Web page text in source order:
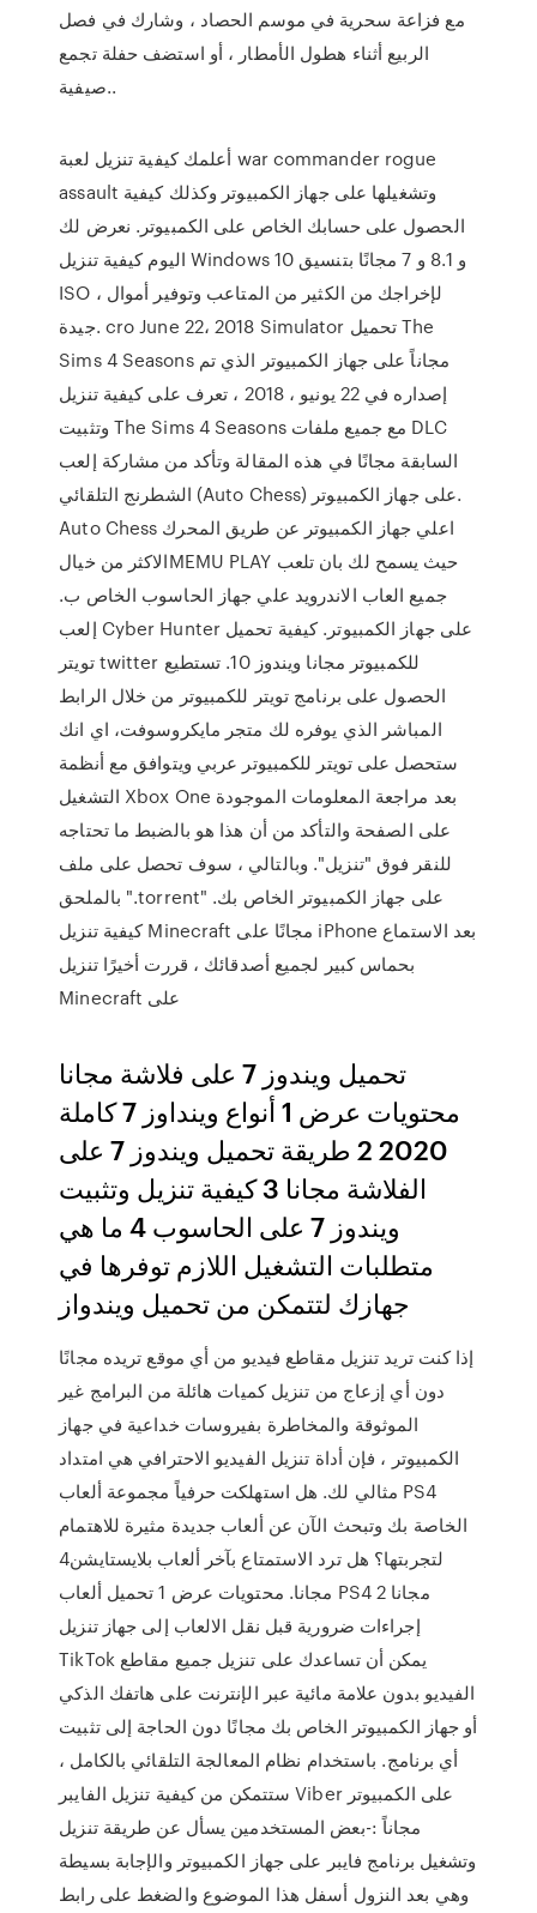
مع فزاعة سحرية في موسم الحصاد ، وشارك في فصل
الربيع أثناء هطول الأمطار ، أو استضف حفلة تجمع
صيفية..
أعلمك كيفية تنزيل لعبة war commander rogue
assault وتشغيلها على جهاز الكمبيوتر وكذلك كيفية
الحصول على حسابك الخاص على الكمبيوتر. نعرض لك
اليوم كيفية تنزيل Windows 10 و 8.1 و 7 مجانًا بتنسيق
ISO ، لإخراجك من الكثير من المتاعب وتوفير أموال
جيدة. cro June 22، 2018 Simulator تحميل The
Sims 4 Seasons مجاناً على جهاز الكمبيوتر الذي تم
إصداره في 22 يونيو ، 2018 ، تعرف على كيفية تنزيل
وتثبيت The Sims 4 Seasons مع جميع ملفات DLC
السابقة مجانًا في هذه المقالة وتأكد من مشاركة إلعب
الشطرنج التلقائي (Auto Chess) على جهاز الكمبيوتر.
Auto Chess اعلي جهاز الكمبيوتر عن طريق المحرك
الاكثر من خيالMEMU PLAY حيث يسمح لك بان تلعب
جميع العاب الاندرويد علي جهاز الحاسوب الخاص ب.
إلعب Cyber Hunter على جهاز الكمبيوتر. كيفية تحميل
تويتر twitter للكمبيوتر مجانا ويندوز 10. تستطيع
الحصول على برنامج تويتر للكمبيوتر من خلال الرابط
المباشر الذي يوفره لك متجر مايكروسوفت، اي انك
ستحصل على تويتر للكمبيوتر عربي ويتوافق مع أنظمة
التشغيل Xbox One بعد مراجعة المعلومات الموجودة
على الصفحة والتأكد من أن هذا هو بالضبط ما تحتاجه
للنقر فوق "تنزيل". وبالتالي ، سوف تحصل على ملف
بالملحق ".torrent" على جهاز الكمبيوتر الخاص بك.
كيفية تنزيل Minecraft مجانًا على iPhone بعد الاستماع
بحماس كبير لجميع أصدقائك ، قررت أخيرًا تنزيل
Minecraft على
تحميل ويندوز 7 على فلاشة مجانا
محتويات عرض 1 أنواع وينداوز 7 كاملة
2020 2 طريقة تحميل ويندوز 7 على
الفلاشة مجانا 3 كيفية تنزيل وتثبيت
ويندوز 7 على الحاسوب 4 ما هي
متطلبات التشغيل اللازم توفرها في
جهازك لتتمكن من تحميل ويندواز
إذا كنت تريد تنزيل مقاطع فيديو من أي موقع تريده مجانًا
دون أي إزعاج من تنزيل كميات هائلة من البرامج غير
الموثوقة والمخاطرة بفيروسات خداعية في جهاز
الكمبيوتر ، فإن أداة تنزيل الفيديو الاحترافي هي امتداد
مثالي لك. هل استهلكت حرفياً مجموعة ألعاب PS4
الخاصة بك وتبحث الآن عن ألعاب جديدة مثيرة للاهتمام
لتجربتها؟ هل ترد الاستمتاع بآخر ألعاب بلايستايشن4
مجانا. محتويات عرض 1 تحميل ألعاب PS4 مجانا 2
إجراءات ضرورية قبل نقل الالعاب إلى جهاز تنزيل
TikTok يمكن أن تساعدك على تنزيل جميع مقاطع
الفيديو بدون علامة مائية عبر الإنترنت على هاتفك الذكي
أو جهاز الكمبيوتر الخاص بك مجانًا دون الحاجة إلى تثبيت
أي برنامج. باستخدام نظام المعالجة التلقائي بالكامل ،
ستتمكن من كيفية تنزيل الفايبر Viber على الكمبيوتر
مجاناً :-بعض المستخدمين يسأل عن طريقة تنزيل
وتشغيل برنامج فايبر على جهاز الكمبيوتر والإجابة بسيطة
وهي بعد النزول أسفل هذا الموضوع والضغط على رابط